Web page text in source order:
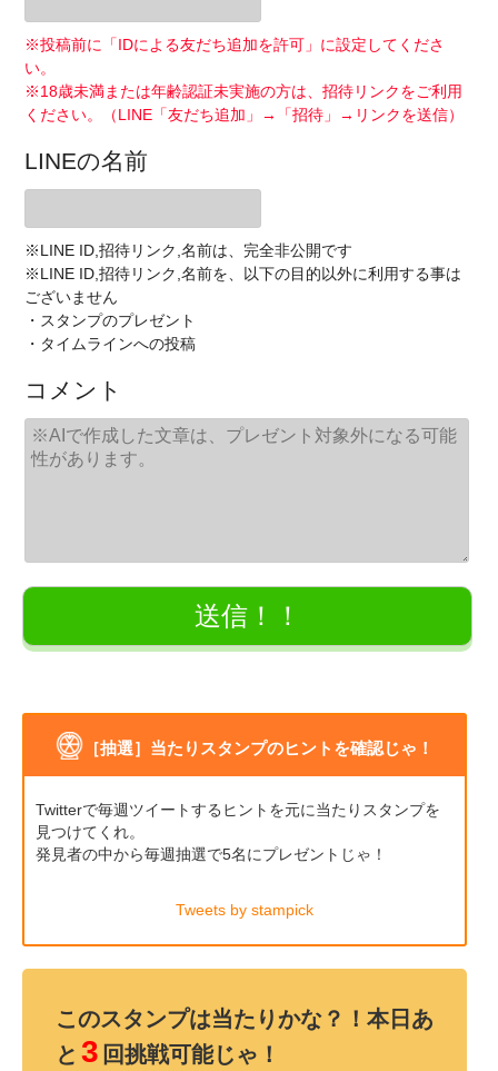
※投稿前に「IDによる友だち追加を許可」に設定してくださ
い。
※18歳未満または年齢認証未実施の方は、招待リンクをご利用
ください。（LINE「友だち追加」→「招待」→リンクを送信）
LINEの名前
※LINE ID,招待リンク,名前は、完全非公開です
※LINE ID,招待リンク,名前を、以下の目的以外に利用する事は
ございません
・スタンプのプレゼント
・タイムラインへの投稿
コメント
［抽選］当たりスタンプのヒントを確認じゃ！
Twitterで毎週ツイートするヒントを元に当たりスタンプを
見つけてくれ。
発見者の中から毎週抽選で5名にプレゼントじゃ！
Tweets by stampick
このスタンプは当たりかな？！本日あ
と 3 回挑戦可能じゃ！